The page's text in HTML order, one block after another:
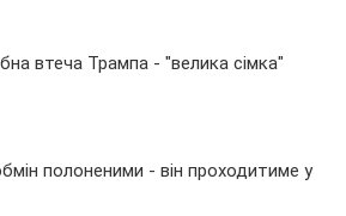
втеча Трампа - "велика сімка"
полоненими - він проходитиме у